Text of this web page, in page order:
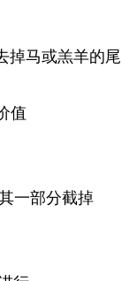
掉马或羔羊的尾
值
一部分截掉